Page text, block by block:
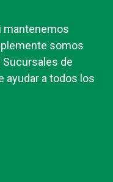
mantenemos
somos
de
ayudar a todos los